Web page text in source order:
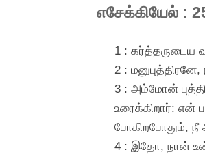
எசேக்கியேல் :
1 : கர்த்தருடைய
2 :
3 : அம்மோன்
உரைக்கிறார்: என்
போகிறபோதும், நீ
4 : இதோ, நான்